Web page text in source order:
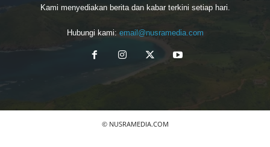
Kami menyediakan berita dan kabar terkini setiap hari.
Hubungi kami: email@nusramedia.com
© NUSRAMEDIA.COM